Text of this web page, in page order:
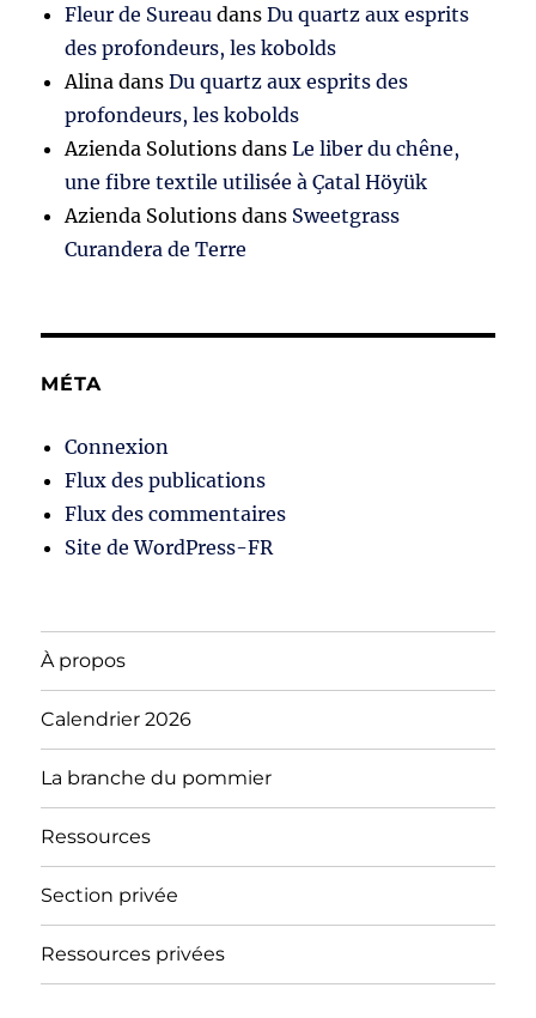
Fleur de Sureau dansDu quartz aux esprits
des profondeurs, les kobolds
Alina dansDu quartz aux esprits des
profondeurs, les kobolds
Azienda Solutions dansLe liber du chêne,
une fibre textile utilisée à Çatal Höyük
Azienda Solutions dans Sweetgrass
Curandera de Terre
MÉTA
Connexion
Flux des publications
Flux des commentaires
Site de WordPress-FR
À propos
Calendrier 2026
La branche du pommier
Ressources
Section privée
Ressources privées